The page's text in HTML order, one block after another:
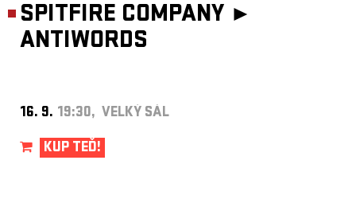
SPITFIRE COMPANY ►
ANTIWORDS
16. 9. 19:30, VELKÝ SÁL
KUP TEĎ!